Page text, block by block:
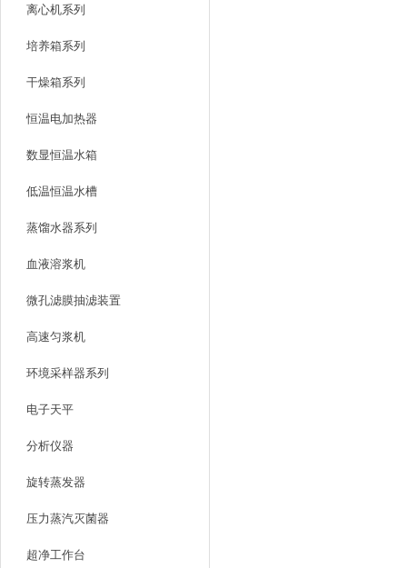
离心机系列
培养箱系列
干燥箱系列
恒温电加热器
数显恒温水箱
低温恒温水槽
蒸馏水器系列
血液溶浆机
微孔滤膜抽滤装置
高速匀浆机
环境采样器系列
电子天平
分析仪器
旋转蒸发器
压力蒸汽灭菌器
超净工作台